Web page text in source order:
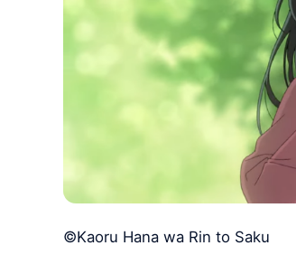
©Kaoru Hana wa Rin to Saku